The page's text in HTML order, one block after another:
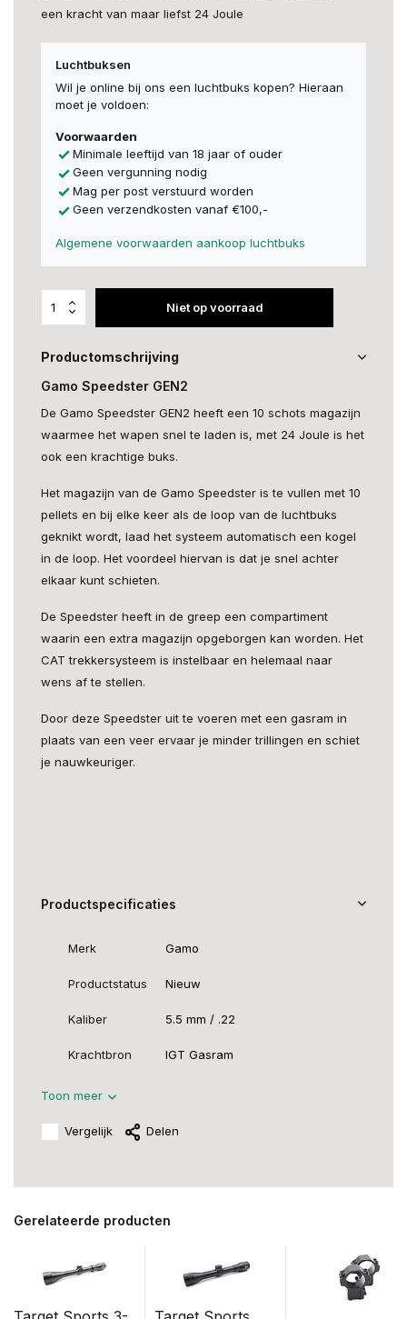
een kracht van maar liefst 24 Joule
Luchtbuksen
Wil je online bij ons een luchtbuks kopen? Hieraan
moet je voldoen:
Voorwaarden
Minimale leeftijd van 18 jaar of ouder
Geen vergunning nodig
Mag per post verstuurd worden
Geen verzendkosten vanaf €100,-
Algemene voorwaarden aankoop luchtbuks
Niet op voorraad
Productomschrijving
Gamo Speedster GEN2
De Gamo Speedster GEN2 heeft een 10 schots magazijn
waarmee het wapen snel te laden is, met 24 Joule is het
ook een krachtige buks.
Het magazijn van de Gamo Speedster is te vullen met 10
pellets en bij elke keer als de loop van de luchtbuks
geknikt wordt, laad het systeem automatisch een kogel
in de loop. Het voordeel hiervan is dat je snel achter
elkaar kunt schieten.
De Speedster heeft in de greep een compartiment
waarin een extra magazijn opgeborgen kan worden. Het
CAT trekkersysteem is instelbaar en helemaal naar
wens af te stellen.
Door deze Speedster uit te voeren met een gasram in
plaats van een veer ervaar je minder trillingen en schiet
je nauwkeuriger.
Productspecificaties
Merk Gamo
Productstatus Nieuw
Kaliber 5.5 mm / .22
Krachtbron IGT Gasram
Toon meer
Vergelijk Delen
Gerelateerde producten